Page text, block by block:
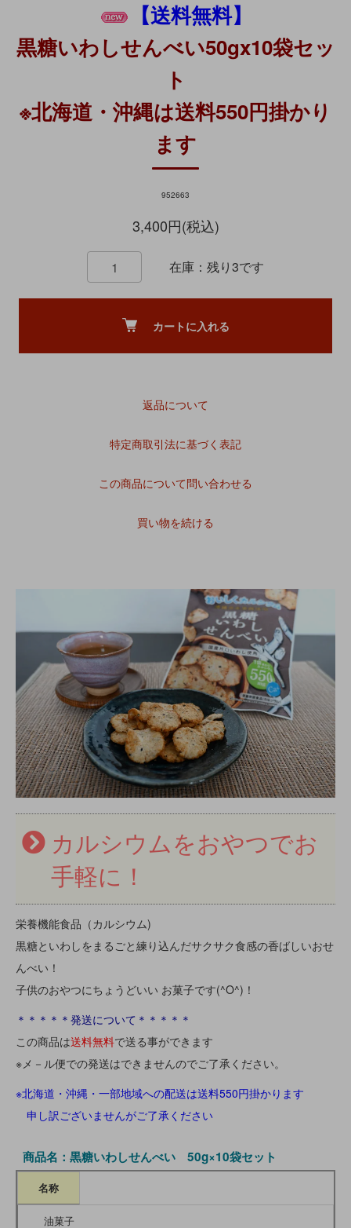
【送料無料】
黒糖いわしせんべい50gx10袋セッ
ト
※北海道・沖縄は送料550円掛かり
ます
952663
3,400円(税込)
在庫：残り3です
カートに入れる
返品について
特定商取引法に基づく表記
この商品について問い合わせる
買い物を続ける
カルシウムをおやつでお
手軽に！
栄養機能食品（カルシウム)
黒糖といわしをまるごと練り込んだサクサク食感の香ばしいおせ
んべい！
子供のおやつにちょうどいい お菓子です(^O^)！
＊＊＊＊＊発送について＊＊＊＊＊
この商品は送料無料で送る事ができます
※メ－ル便での発送はできませんのでご了承ください。
※北海道・沖縄・一部地域への配送は送料550円掛かります
申し訳ございませんがご了承ください
商品名：黒糖いわしせんべい 50g×10袋セット
名称
油菓子